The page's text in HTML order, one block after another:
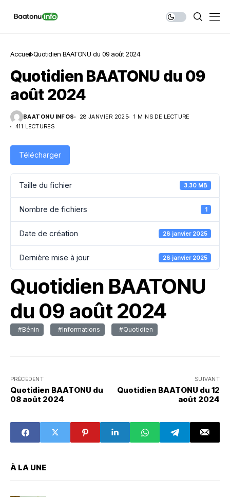
Accueil Quotidien BAATONU du 09 août 2024
Quotidien BAATONU du 09
août 2024
BAATONU INFOS 28 JANVIER 2025
1 MINS DE LECTURE
411 LECTURES
Télécharger
Taille du fichier 3.30 MB
Nombre de fichiers 1
Date de création 28 janvier 2025
Dernière mise à jour 28 janvier 2025
Quotidien BAATONU
du 09 août 2024
#Bénin #Informations #Quotidien
PRÉCÉDENT
Quotidien BAATONU du
08 août 2024
SUIVANT
Quotidien BAATONU du 12
août 2024
À LA UNE